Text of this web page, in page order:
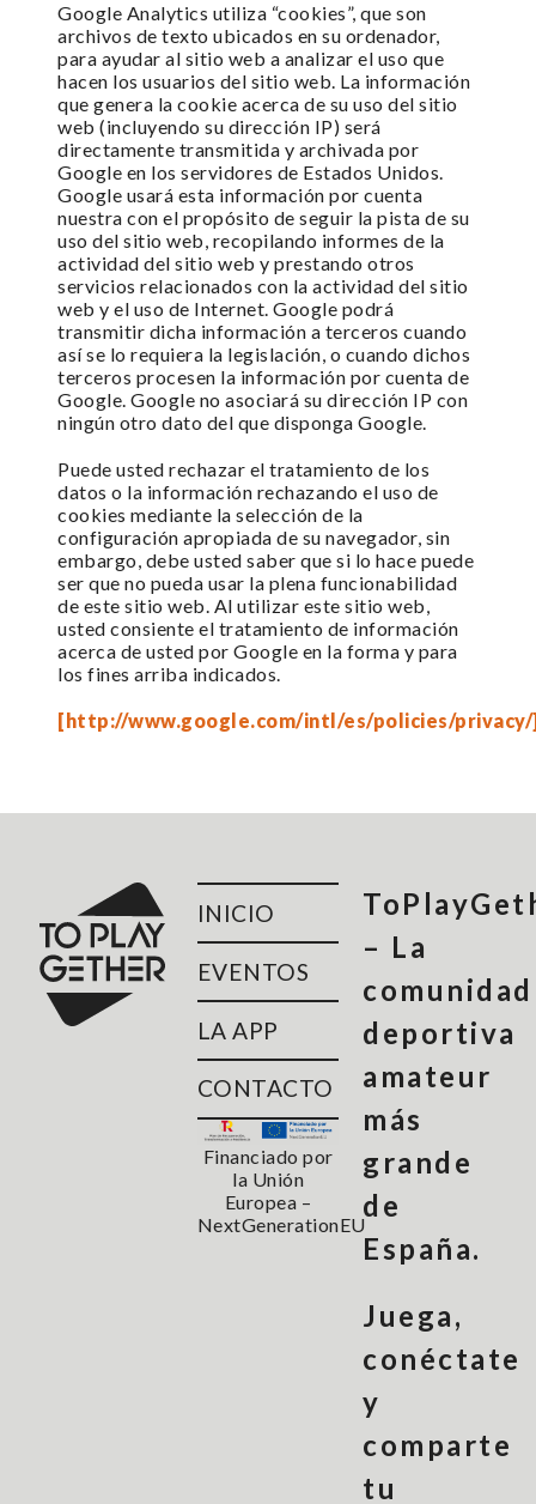
Google Analytics utiliza “cookies”, que son
archivos de texto ubicados en su ordenador,
para ayudar al sitio web a analizar el uso que
hacen los usuarios del sitio web. La información
que genera la cookie acerca de su uso del sitio
web (incluyendo su dirección IP) será
directamente transmitida y archivada por
Google en los servidores de Estados Unidos.
Google usará esta información por cuenta
nuestra con el propósito de seguir la pista de su
uso del sitio web, recopilando informes de la
actividad del sitio web y prestando otros
servicios relacionados con la actividad del sitio
web y el uso de Internet. Google podrá
transmitir dicha información a terceros cuando
así se lo requiera la legislación, o cuando dichos
terceros procesen la información por cuenta de
Google. Google no asociará su dirección IP con
ningún otro dato del que disponga Google.
Puede usted rechazar el tratamiento de los
datos o la información rechazando el uso de
cookies mediante la selección de la
configuración apropiada de su navegador, sin
embargo, debe usted saber que si lo hace puede
ser que no pueda usar la plena funcionabilidad
de este sitio web. Al utilizar este sitio web,
usted consiente el tratamiento de información
acerca de usted por Google en la forma y para
los fines arriba indicados.
[http://www.google.com/intl/es/policies/
INICIO
EVENTOS
LA APP
CONTACTO
Financiado por
la Unión
Europea –
NextGenerationEU
– La
comunidad
deportiva
amateur
más
grande
de
España.
Juega,
conéctate
y
comparte
tu